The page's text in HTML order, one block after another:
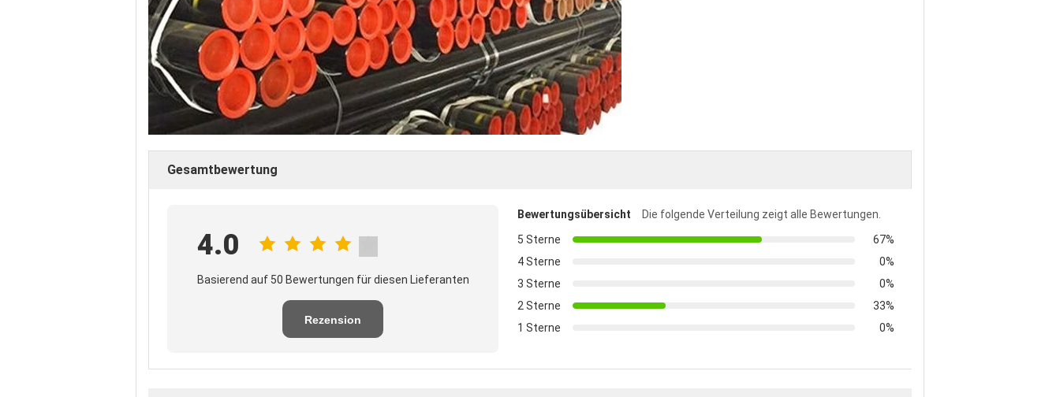
Gesamtbewertung
4.0
Basierend auf 50 Bewertungen für diesen Lieferanten
Rezension
Bewertungsübersicht
Die folgende Verteilung zeigt alle Bewertungen.
5 Sterne
67%
4 Sterne
0%
3 Sterne
0%
2 Sterne
33%
1 Sterne
0%